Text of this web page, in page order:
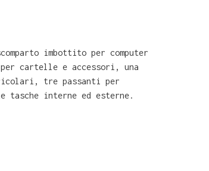
imbottito per computer
cartelle e accessori, una
tre passanti per
tasche interne ed esterne.